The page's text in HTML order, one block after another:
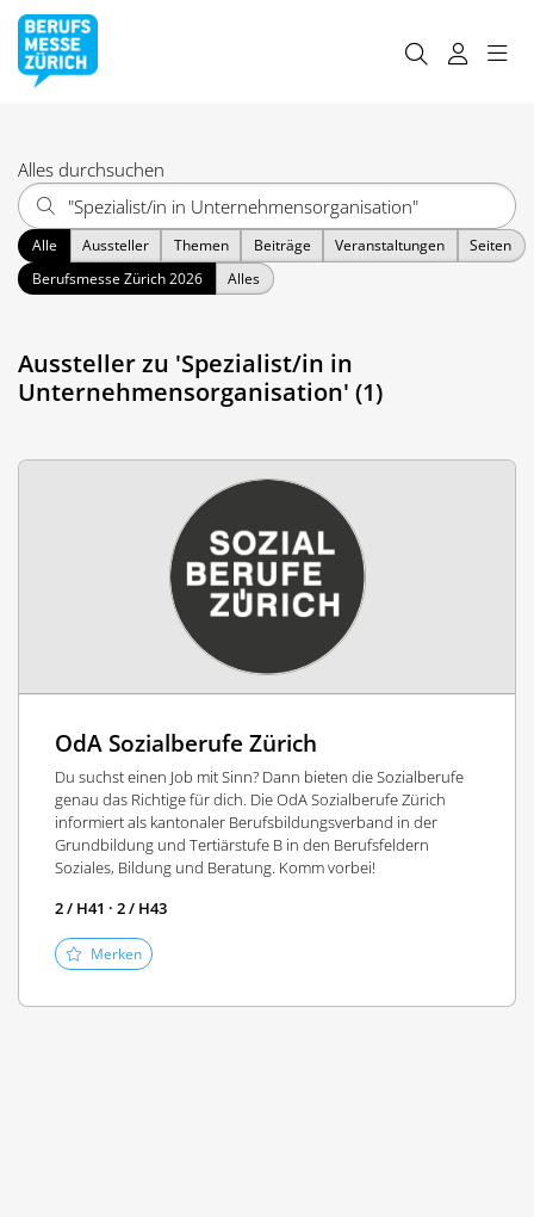
Alles durchsuchen
Alle Aussteller Themen Beiträge Veranstaltungen
Seiten
Berufsmesse Zürich 2026
Alles
Aussteller zu 'Spezialist/in in
Unternehmensorganisation' (1)
OdA Sozialberufe Zürich
Du suchst einen Job mit Sinn? Dann bieten die Sozialberufe
genau das Richtige für dich. Die OdA Sozialberufe Zürich
informiert als kantonaler Berufsbildungsverband in der
Grundbildung und Tertiärstufe B in den Berufsfeldern
Soziales, Bildung und Beratung. Komm vorbei!
2 / H41 · 2 / H43
Merken